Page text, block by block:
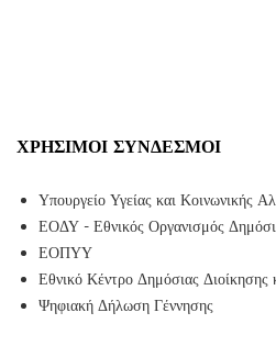
ΧΡΉΣΙΜΟΙ ΣΎΝΔΕΣΜΟΙ
Υπουργείο Υγείας και Κοινωνικής
ΕΟΔΥ - Εθνικός Οργανισμός
ΕΟΠΥΥ
Εθνικό Κέντρο Δημόσιας Διοίκησης
Ψηφιακή Δήλωση Γέννησης